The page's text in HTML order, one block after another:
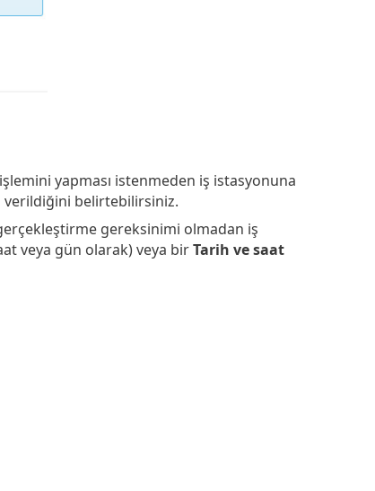
yapması istenmeden iş istasyonuna
verildiğini belirtebilirsiniz.
gereksinimi olmadan iş
veya gün olarak) veya birTarih ve saat